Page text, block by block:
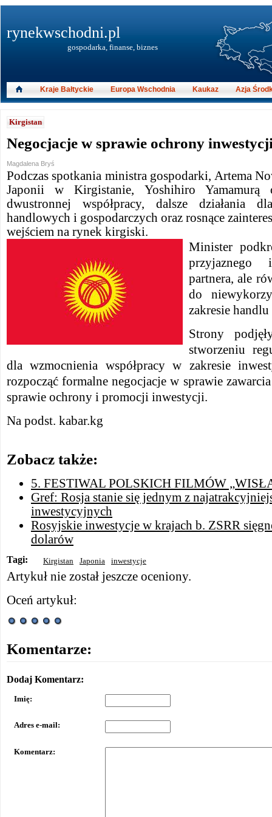
Kirgistan
Negocjacje w sprawie ochrony
Magdalena Bryś
Podczas spotkania ministra gospodarki, Artema
Japonii w Kirgistanie, Yoshihiro Yamamurą
dwustronnej współpracy, dalsze działania
handlowych i gospodarczych oraz rosnące
wejściem na rynek kirgiski.
Minister
przyjaznego
partnera, ale
do
zakresie
Strony
stworzeniu
dla wzmocnienia współpracy w zakresie
rozpocząć formalne negocjacje w sprawie
sprawie ochrony i promocji inwestycji.
Na podst. kabar.kg
Zobacz także:
5. FESTIWAL POLSKICH FILMÓW
Gref: Rosja stanie się jednym z
inwestycyjnych
Rosyjskie inwestycje w krajach b. ZSRR
dolarów
Tagi: Kirgistan Japonia inwestycje
Artykuł nie został jeszcze oceniony.
Oceń artykuł:
Komentarze:
Dodaj Komentarz:
Imię:
Adres e-mail:
Komentarz:
rynekwschodni.pl
gospodarka, finanse, biznes
Kraje Bałtyckie Europa Wschodnia Kaukaz Azja